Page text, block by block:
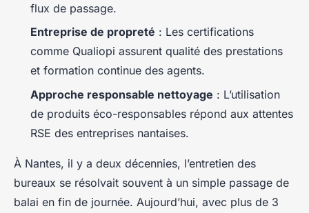
flux de passage.
Entreprise de propreté : Les certifications
comme Qualiopi assurent qualité des prestations
et formation continue des agents.
Approche responsable nettoyage : L’utilisation
de produits éco-responsables répond aux attentes
RSE des entreprises nantaises.
À Nantes, il y a deux décennies, l’entretien des
bureaux se résolvait souvent à un simple passage de
balai en fin de journée. Aujourd’hui, avec plus de 3